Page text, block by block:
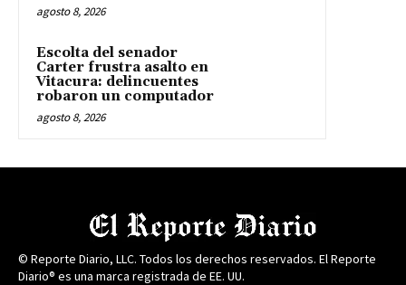
agosto 8, 2026
Escolta del senador
Carter frustra asalto en
Vitacura: delincuentes
robaron un computador
agosto 8, 2026
© Reporte Diario, LLC. Todos los derechos reservados. El Reporte
Diario® es una marca registrada de EE. UU.